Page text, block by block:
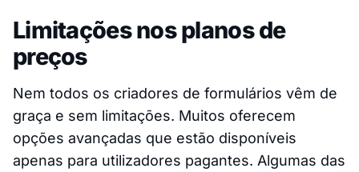
Limitações nos planos de
preços
Nem todos os criadores de formulários vêm de
graça e sem limitações. Muitos oferecem
opções avançadas que estão disponíveis
apenas para utilizadores pagantes. Algumas das